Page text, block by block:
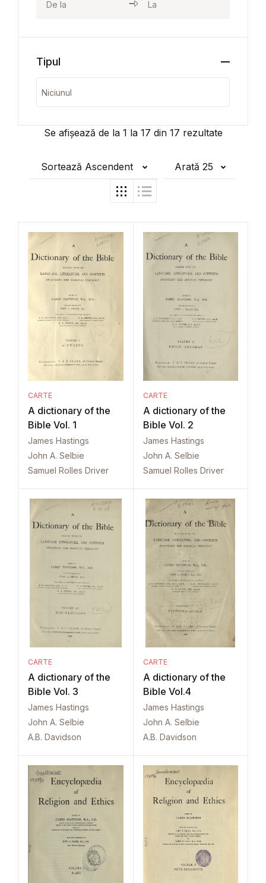
Se afișează de la 1 la 17 din 17 rezultate
Sortează Ascendent Arată 25
CARTE
A dictionary of the
Bible Vol. 1
James Hastings
John A. Selbie
Samuel Rolles Driver
CARTE
A dictionary of the
Bible Vol. 2
James Hastings
John A. Selbie
Samuel Rolles Driver
CARTE
A dictionary of the
Bible Vol. 3
James Hastings
John A. Selbie
A.B. Davidson
CARTE
A dictionary of the
Bible Vol.4
James Hastings
John A. Selbie
A.B. Davidson
Tipul